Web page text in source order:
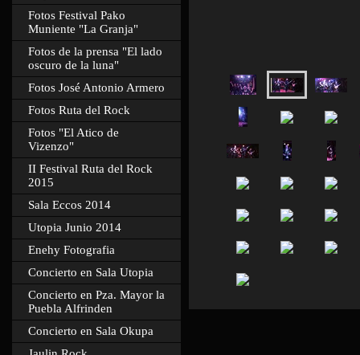
Fotos Festival Pako
Muniente "La Granja"
Fotos de la prensa "El lado
oscuro de la luna"
Fotos José Antonio Armero
Fotos Ruta del Rock
Fotos "El Atico de
Vizenzo"
II Festival Ruta del Rock
2015
Sala Eccos 2014
Utopia Junio 2014
Enehy Fotografia
Concierto en Sala Utopia
Concierto en Pza. Mayor la
Puebla Alfrinden
Concierto en Sala Okupa